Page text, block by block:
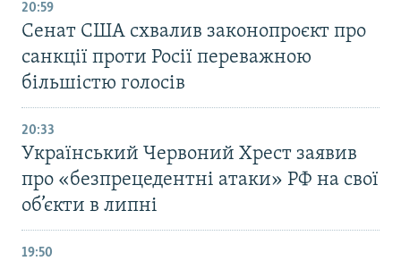
20:59
Cенат США схвалив законопроєкт про
санкції проти Росії переважною
більшістю голосів
20:33
Український Червоний Хрест заявив
про «безпрецедентні атаки» РФ на свої
об’єкти в липні
19:50